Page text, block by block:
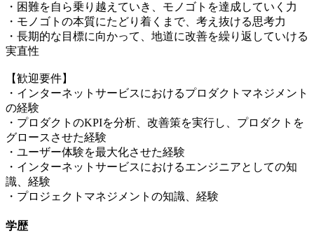
・困難を自ら乗り越えていき、モノゴトを達成していく力
・モノゴトの本質にたどり着くまで、考え抜ける思考力
・長期的な目標に向かって、地道に改善を繰り返していける
実直性
【歓迎要件】
・インターネットサービスにおけるプロダクトマネジメント
の経験
・プロダクトのKPIを分析、改善策を実行し、プロダクトを
グロースさせた経験
・ユーザー体験を最大化させた経験
・インターネットサービスにおけるエンジニアとしての知
識、経験
・プロジェクトマネジメントの知識、経験
学歴